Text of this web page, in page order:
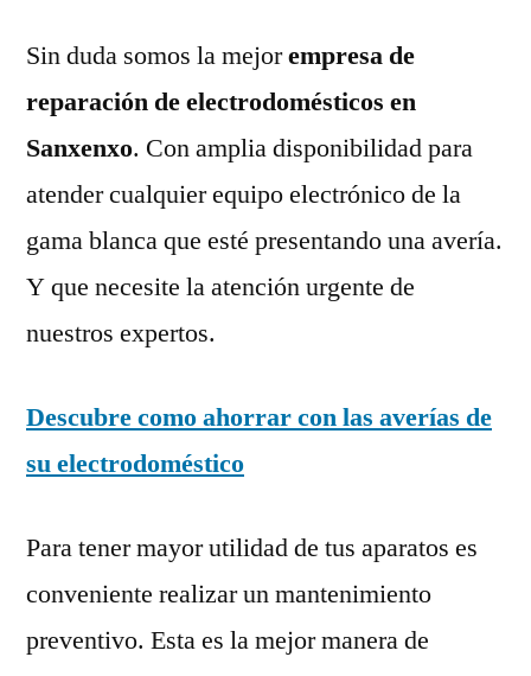
Sin duda somos la mejorempresa de
reparación de electrodomésticos en
Sanxenxo. Con amplia disponibilidad para
atender cualquier equipo electrónico de la
gama blanca que esté presentando una avería.
Y que necesite la atención urgente de
nuestros expertos.
Descubre como ahorrar con las averías de
su electrodoméstico
Para tener mayor utilidad de tus aparatos es
conveniente realizar un mantenimiento
preventivo. Esta es la mejor manera de